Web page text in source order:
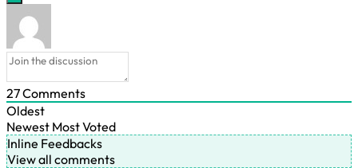
27Comments
Oldest
Newest Most Voted
Inline Feedbacks
View all comments